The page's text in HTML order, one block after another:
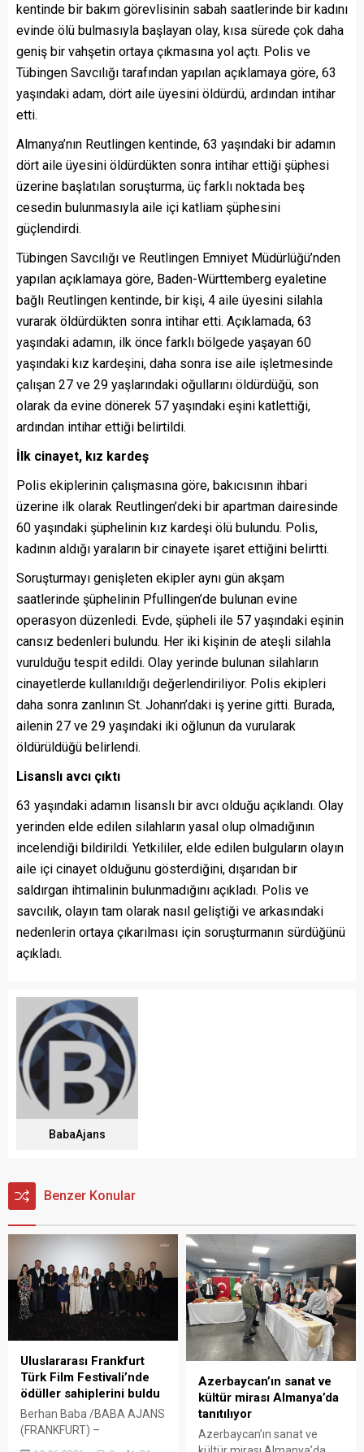
kentinde bir bakım görevlisinin sabah saatlerinde bir kadını
evinde ölü bulmasıyla başlayan olay, kısa sürede çok daha
geniş bir vahşetin ortaya çıkmasına yol açtı. Polis ve
Tübingen Savcılığı tarafından yapılan açıklamaya göre, 63
yaşındaki adam, dört aile üyesini öldürdü, ardından intihar
etti.
Almanya’nın Reutlingen kentinde, 63 yaşındaki bir adamın
dört aile üyesini öldürdükten sonra intihar ettiği şüphesi
üzerine başlatılan soruşturma, üç farklı noktada beş
cesedin bulunmasıyla aile içi katliam şüphesini
güçlendirdi.
Tübingen Savcılığı ve Reutlingen Emniyet Müdürlüğü’nden
yapılan açıklamaya göre, Baden-Württemberg eyaletine
bağlı Reutlingen kentinde, bir kişi, 4 aile üyesini silahla
vurarak öldürdükten sonra intihar etti. Açıklamada, 63
yaşındaki adamın, ilk önce farklı bölgede yaşayan 60
yaşındaki kız kardeşini, daha sonra ise aile işletmesinde
çalışan 27 ve 29 yaşlarındaki oğullarını öldürdüğü, son
olarak da evine dönerek 57 yaşındaki eşini katlettiği,
ardından intihar ettiği belirtildi.
İlk cinayet, kız kardeş
Polis ekiplerinin çalışmasına göre, bakıcısının ihbari
üzerine ilk olarak Reutlingen’deki bir apartman dairesinde
60 yaşındaki şüphelinin kız kardeşi ölü bulundu. Polis,
kadının aldığı yaraların bir cinayete işaret ettiğini belirtti.
Soruşturmayı genişleten ekipler aynı gün akşam
saatlerinde şüphelinin Pfullingen’de bulunan evine
operasyon düzenledi. Evde, şüpheli ile 57 yaşındaki eşinin
cansız bedenleri bulundu. Her iki kişinin de ateşli silahla
vurulduğu tespit edildi. Olay yerinde bulunan silahların
cinayetlerde kullanıldığı değerlendiriliyor. Polis ekipleri
daha sonra zanlının St. Johann’daki iş yerine gitti. Burada,
ailenin 27 ve 29 yaşındaki iki oğlunun da vurularak
öldürüldüğü belirlendi.
Lisanslı avcı çıktı
63 yaşındaki adamın lisanslı bir avcı olduğu açıklandı. Olay
yerinden elde edilen silahların yasal olup olmadığının
incelendiği bildirildi. Yetkililer, elde edilen bulguların olayın
aile içi cinayet olduğunu gösterdiğini, dışarıdan bir
saldırgan ihtimalinin bulunmadığını açıkladı. Polis ve
savcılık, olayın tam olarak nasıl geliştiği ve arkasındaki
nedenlerin ortaya çıkarılması için soruşturmanın sürdüğünü
açıkladı.
BabaAjans
Benzer Konular
Uluslararası Frankfurt
Türk Film Festivali’nde
ödüller sahiplerini buldu
Berhan Baba /BABA AJANS
(FRANKFURT) –
Azerbaycan’ın sanat ve
kültür mirası Almanya’da
tanıtılıyor
Azerbaycan’ın sanat ve